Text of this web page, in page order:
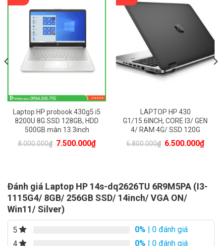
HP 14s-dq2620TU 6K774PA
Core i3-1115G4
của Intel được sản xuất dựa trên tiến trình 10nm tiên tiến.
Laptop HP probook 430g5 i5
8200U 8G SSD 128GB, HDD
500GB màn 13.3inch
8.000.000₫ Original
7.500.000₫Current
8000000đ
LAPTOP HP 430
G1/15.6INCH, CORE I3/ GEN
4/ RAM 4G/ SSD 120G
6.800.000₫ Original
6.500.000₫
6800000đ
Đánh giá Laptop HP 14s-dq2626TU 6R9M5PA (I3-
1115G4/ 8GB/ 256GB SSD/ 14inch/ VGA ON/
Win11/ Silver)
5 0% | 0 đánh giá
4
0% | 0 đánh giá